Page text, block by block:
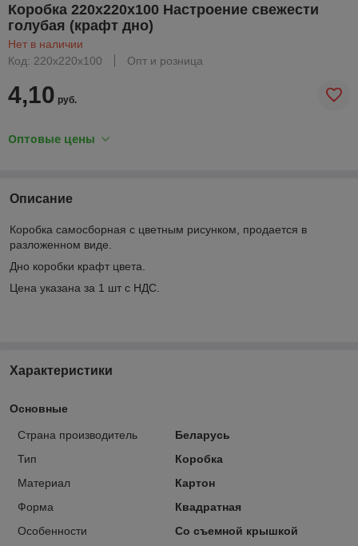
Коробка 220х220х100 Настроение свежести
голубая (крафт дно)
Нет в наличии
Код: 220х220х100
Опт и розница
4,10 руб.
Оптовые цены
Описание
Коробка самосборная с цветным рисунком, продается в
разложенном виде.
Дно коробки крафт цвета.
Цена указана за 1 шт с НДС.
Характеристики
Основные
Страна производитель
Беларусь
Тип
Коробка
Материал
Картон
Форма
Квадратная
Особенности
Со съемной крышкой